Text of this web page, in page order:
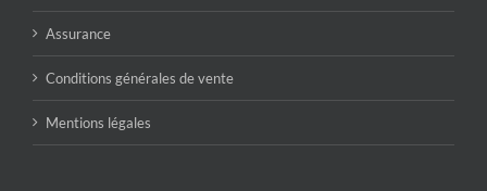
Assurance
Conditions générales de vente
Mentions légales